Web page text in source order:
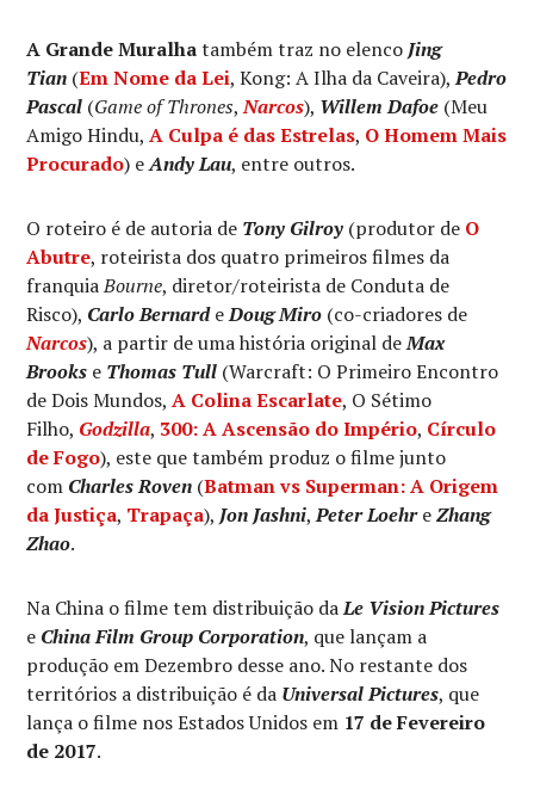
A Grande Muralhatambém traz no elenco Jing
Tian (Em Nome da Lei, Kong: A Ilha da Caveira),Pedro
Pascal (Game of Thrones,Narcos), Willem Dafoe (Meu
Amigo Hindu,A Culpa é das Estrelas, O Homem Mais
Procurado) eAndy Lau, entre outros.
O roteiro é de autoria de Tony Gilroy (produtor de O
Abutre, roteirista dos quatro primeiros filmes da
franquiaBourne, diretor/roteirista de Conduta de
Risco), Carlo BernardeDoug Miro (co-criadores de
Narcos), a partir de uma história original deMax
Brooks e Thomas Tull (Warcraft: O Primeiro Encontro
de Dois Mundos,A Colina Escarlate, O Sétimo
Filho, Godzilla, 300: A Ascensão do Império, Círculo
de Fogo), este que também produz o filme junto
com Charles Roven (Batman vs Superman: A Origem
da Justiça, Trapaça), Jon Jashni,Peter LoehreZhang
Zhao.
Na China o filme tem distribuição daLe Vision Pictures
e China Film Group Corporation, que lançam a
produção em Dezembro desse ano. No restante dos
territórios a distribuição é da Universal Pictures, que
lança o filme nos Estados Unidos em 17 de Fevereiro
de 2017.